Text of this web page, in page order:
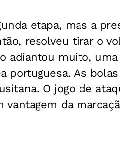
etapa, mas a
resolveu tirar o
adiantou muito,
portuguesa. As
O jogo de
da